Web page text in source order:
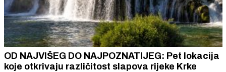
OD NAJVIŠEG DO NAJPOZNATIJEG: Pet lokacija
koje otkrivaju različitost slapova rijeke Krke